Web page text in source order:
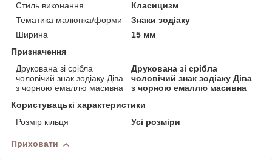
Стиль виконання
Класицизм
Тематика малюнка/форми
Знаки зодіаку
Ширина
15 мм
Призначення
Друкована зі срібла
чоловічий знак зодіаку Діва
з чорною емаллю масивна
Друкована зі срібла
чоловічий знак зодіаку Діва
з чорною емаллю масивна
Користувацькi характеристики
Розмір кільця
Усі розміри
Приховати